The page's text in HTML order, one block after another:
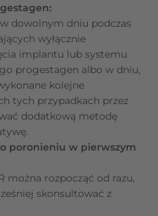
dowolnym dniu podczas
wyłącznie
implantu lub systemu
progestagen albo w dniu,
kolejne
tych przypadkach przez
dodatkową metodę
poronieniu w pierwszym
można rozpocząć od razu,
skonsultować z